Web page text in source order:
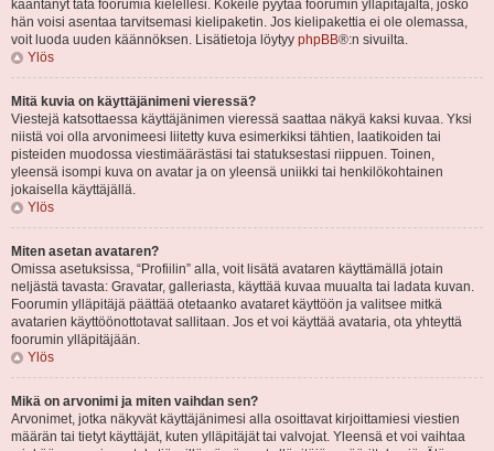
kääntänyt tätä foorumia kielellesi. Kokeile pyytää foorumin ylläpitäjältä, josko
hän voisi asentaa tarvitsemasi kielipaketin. Jos kielipakettia ei ole olemassa,
voit luoda uuden käännöksen. Lisätietoja löytyy phpBB®:n sivuilta.
Ylös
Mitä kuvia on käyttäjänimeni vieressä?
Viestejä katsottaessa käyttäjänimen vieressä saattaa näkyä kaksi kuvaa. Yksi
niistä voi olla arvonimeesi liitetty kuva esimerkiksi tähtien, laatikoiden tai
pisteiden muodossa viestimäärästäsi tai statuksestasi riippuen. Toinen,
yleensä isompi kuva on avatar ja on yleensä uniikki tai henkilökohtainen
jokaisella käyttäjällä.
Ylös
Miten asetan avataren?
Omissa asetuksissa, “Profiilin” alla, voit lisätä avataren käyttämällä jotain
neljästä tavasta: Gravatar, galleriasta, käyttää kuvaa muualta tai ladata kuvan.
Foorumin ylläpitäjä päättää otetaanko avataret käyttöön ja valitsee mitkä
avatarien käyttöönottotavat sallitaan. Jos et voi käyttää avataria, ota yhteyttä
foorumin ylläpitäjään.
Ylös
Mikä on arvonimi ja miten vaihdan sen?
Arvonimet, jotka näkyvät käyttäjänimesi alla osoittavat kirjoittamiesi viestien
määrän tai tietyt käyttäjät, kuten ylläpitäjät tai valvojat. Yleensä et voi vaihtaa